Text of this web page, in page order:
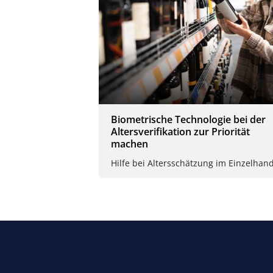
Biometrische Technologie bei der
Altersverifikation zur Priorität
machen
Hilfe bei Altersschätzung im